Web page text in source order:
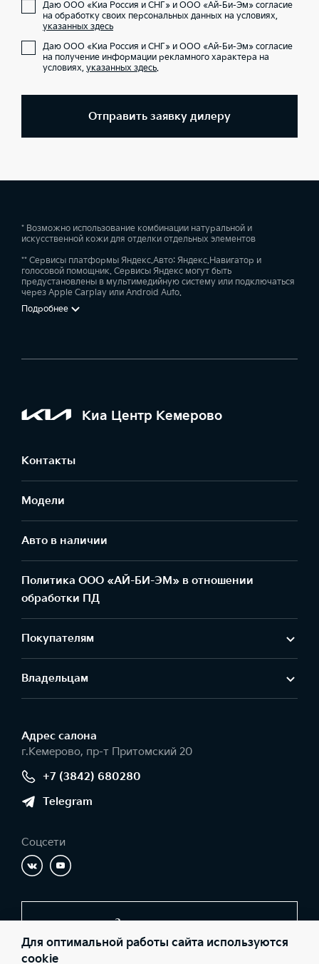
Даю ООО «Киа Россия и СНГ» и ООО «Ай-Би-Эм» согласие
на обработку своих персональных данных на условиях,
указанных здесь
Даю ООО «Киа Россия и СНГ» и ООО «Ай-Би-Эм» согласие
на получение информации рекламного характера на
условиях, указанных здесь.
Отправить заявку дилеру
* Возможно использование комбинации натуральной и
искусственной кожи для отделки отдельных элементов
** Сервисы платформы Яндекс.Авто: Яндекс.Навигатор и
голосовой помощник. Сервисы Яндекс могут быть
предустановлены в мультимедийную систему или подключаться
через Apple Carplay или Android Auto.
Подробнее
Киа Центр Кемерово
Контакты
Модели
Авто в наличии
Политика ООО «АЙ-БИ-ЭМ» в отношении
обработки ПД
Покупателям
Владельцам
Адрес салонa
г.Кемерово, пр-т Притомский 20
+7 (3842) 680280
Telegram
Соцсети
Заказать звонок
Для оптимальной работы сайта используются
cookie